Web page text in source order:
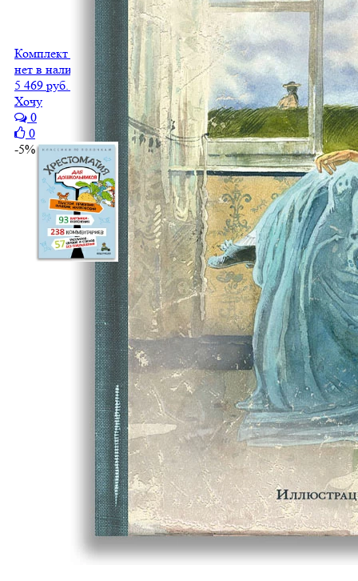
Комплект «Чудесные традиции» из трех книг
нет в наличии
5 469 руб.
5 196 руб.
Хочу
0
0
-5%